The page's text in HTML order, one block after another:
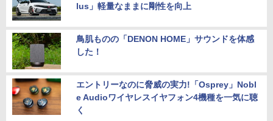
lus」軽量なままに剛性を向上
鳥肌ものの「DENON HOME」サウンドを体感
した！
エントリーなのに脅威の実力!「Osprey」Nobl
e Audioワイヤレスイヤフォン4機種を一気に聴
く